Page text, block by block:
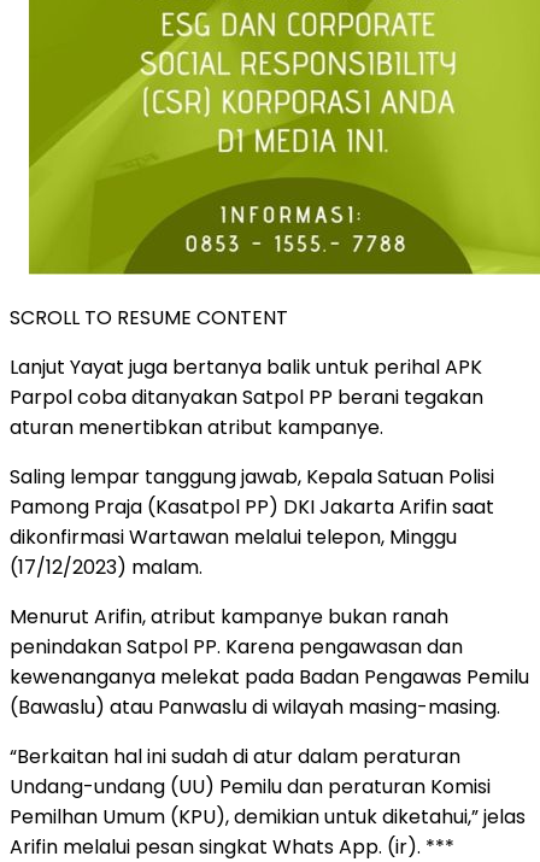
SCROLL TO RESUME CONTENT
Lanjut Yayat juga bertanya balik untuk perihal APK
Parpol coba ditanyakan Satpol PP berani tegakan
aturan menertibkan atribut kampanye.
Saling lempar tanggung jawab, Kepala Satuan Polisi
Pamong Praja (Kasatpol PP) DKI Jakarta Arifin saat
dikonfirmasi Wartawan melalui telepon, Minggu
(17/12/2023) malam.
Menurut Arifin, atribut kampanye bukan ranah
penindakan Satpol PP. Karena pengawasan dan
kewenanganya melekat pada Badan Pengawas Pemilu
(Bawaslu) atau Panwaslu di wilayah masing-masing.
“Berkaitan hal ini sudah di atur dalam peraturan
Undang-undang (UU) Pemilu dan peraturan Komisi
Pemilhan Umum (KPU), demikian untuk diketahui,” jelas
Arifin melalui pesan singkat Whats App. (ir). ***